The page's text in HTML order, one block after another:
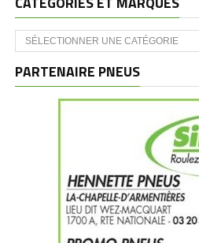
Catégories
et
PARTENAIRE PNEUS